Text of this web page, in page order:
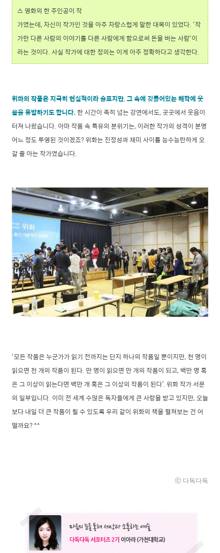
스 영화의 한 주인공이 작
가였는데, 자신이 작가인 것을 아주 자랑스럽게 말한 대목이 있었다. ‘작
가란 다른 사람의 이야기를 다른 사람에게 함으로써 돈을 버는 사람‘이
라는 것이다. 사실 작가에 대한 정의는 이게 아주 정확하다고 생각한다.
위화의 작품은 지극히 현실적이라 슬프지만, 그 속에 깃들어있는 해학에 웃
음을 유발하기도 합니다.한 시간이 족히 넘는 강연에서도, 곳곳에서 웃음이
터져 나왔습니다. 아마 작품 속 특유의 분위기는, 이러한 작가의 성격이 분명
어느 정도 투영된 것이겠죠? 위화는 진정성과 재미 사이를 능수능란하게 오
갈 줄 아는 작가였습니다.
‘모든 작품은 누군가가 읽기 전까지는 단지 하나의 작품일 뿐이지만, 천 명이
읽으면 천 개의 작품이 된다. 만 명이 읽으면 만 개의 작품이 되고, 백만 명 혹
은 그 이상이 읽는다면 백만 개 혹은 그 이상의 작품이 된다’. 위화 작가 서문
의 일부입니다. 이미 전 세계 수많은 독자들에게 큰 사랑을 받고 있지만, 오늘
보다 내일 더 큰 작품이 될 수 있도록 우리 같이 위화의 책을 펼쳐보는 건 어
떨까요? ^^
ⓒ 다독다독